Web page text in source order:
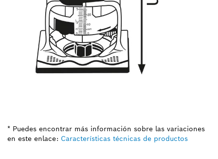
* Puedes encontrar más información sobre las variaciones
en este enlace: Características técnicas de productos